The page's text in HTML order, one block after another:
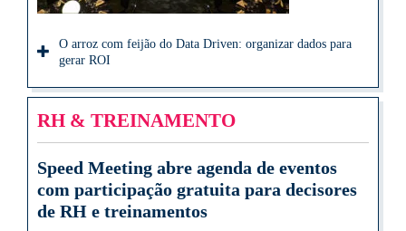
O arroz com feijão do Data Driven: organizar dados para
gerar ROI
RH & TREINAMENTO
Speed Meeting abre agenda de eventos
com participação gratuita para decisores
de RH e treinamentos